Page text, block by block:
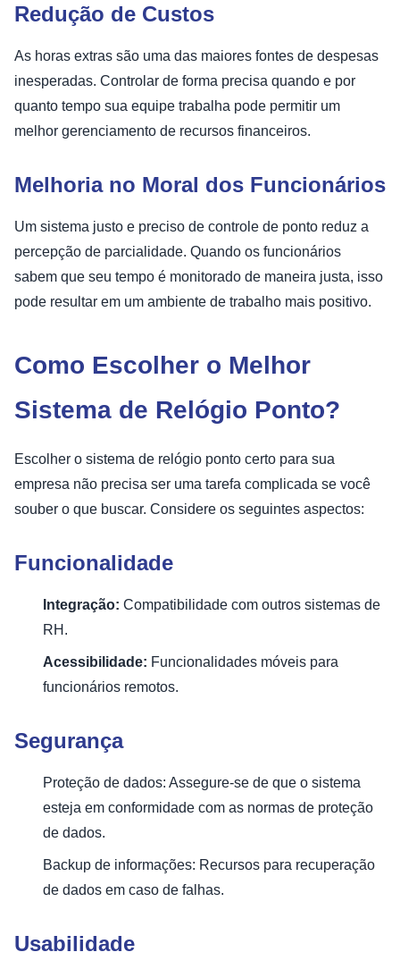
Redução de Custos
As horas extras são uma das maiores fontes de despesas
inesperadas. Controlar de forma precisa quando e por
quanto tempo sua equipe trabalha pode permitir um
melhor gerenciamento de recursos financeiros.
Melhoria no Moral dos Funcionários
Um sistema justo e preciso de controle de ponto reduz a
percepção de parcialidade. Quando os funcionários
sabem que seu tempo é monitorado de maneira justa, isso
pode resultar em um ambiente de trabalho mais positivo.
Como Escolher o Melhor
Sistema de Relógio Ponto?
Escolher o sistema de relógio ponto certo para sua
empresa não precisa ser uma tarefa complicada se você
souber o que buscar. Considere os seguintes aspectos:
Funcionalidade
Integração: Compatibilidade com outros sistemas de
RH.
Acessibilidade: Funcionalidades móveis para
funcionários remotos.
Segurança
Proteção de dados: Assegure-se de que o sistema
esteja em conformidade com as normas de proteção
de dados.
Backup de informações: Recursos para recuperação
de dados em caso de falhas.
Usabilidade